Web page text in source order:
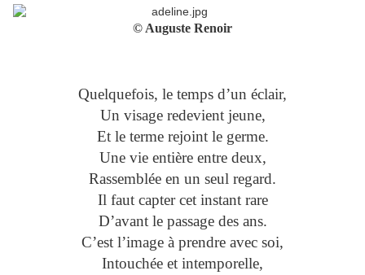
© Auguste Renoir
Quelquefois, le temps d’un éclair,
Un visage redevient jeune,
Et le terme rejoint le germe.
Une vie entière entre deux,
Rassemblée en un seul regard.
Il faut capter cet instant rare
D’avant le passage des ans.
C’est l’image à prendre avec soi,
Intouchée et intemporelle,